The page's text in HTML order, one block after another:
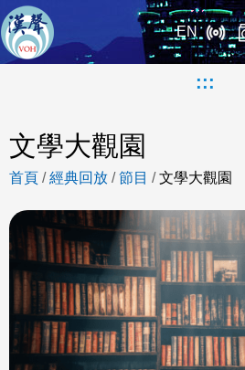
EN
:::
文學大觀園
首頁 /經典回放 /節目 /文學大觀園